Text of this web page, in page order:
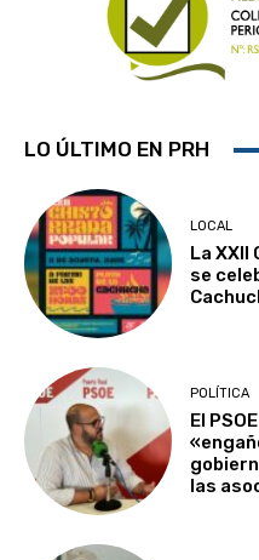
LO ÚLTIMO EN PRH
LOCAL
La
se
POLÍTICA
El
las